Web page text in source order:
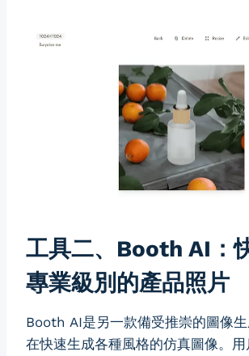
工具二、Booth AI：
專業級別的產品照片
Booth AI是另一款備受推崇的圖像
在快速生成各種風格的仿真圖像。